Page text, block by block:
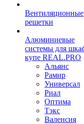
Вентиляционные
решетки
Алюминиевые
системы для
купе REAL.PRO
Альянс
Рамир
Универсал
Риал
Оптима
Тэкс
Валенсия